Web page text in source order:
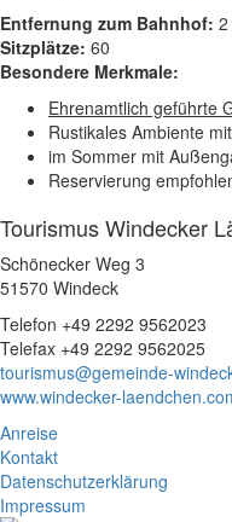
Entfernung zum Bahnhof: 2
Sitzplätze: 60
Besondere Merkmale:
Ehrenamtlich geführte
Rustikales Ambiente
im Sommer mit
Reservierung
Tourismus Windecker
Schönecker Weg 3
51570 Windeck
Telefon +49 2292 9562023
Telefax +49 2292 9562025
tourismus@gemeinde-
www.windecker-
Anreise
Kontakt
Datenschutzerklärung
Impressum